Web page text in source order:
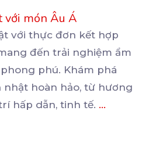
với món Âu Á
với thực đơn kết hợp
đến trải nghiệm ẩm
phú. Khám phá
nhật hoàn hảo, từ hương
hấp dẫn, tinh tế. ...